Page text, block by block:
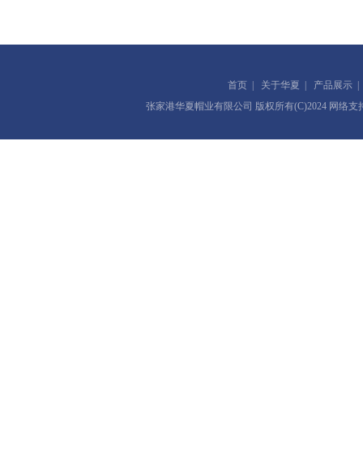
首页 关于华夏 产品展示
张家港华夏帽业有限公司 版权所有(C)2024 网络支